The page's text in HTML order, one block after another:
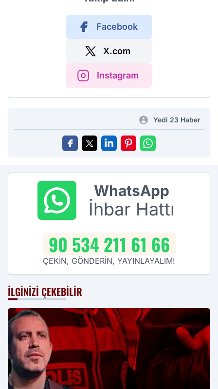
Facebook
X.com
Instagram
Yedi 23 Haber
WhatsApp
İhbar Hattı
90 534 211 61 66
ÇEKİN, GÖNDERİN, YAYINLAYALIM!
İLGINIZI ÇEKEBILIR